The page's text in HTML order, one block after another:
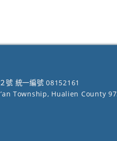
號 統一編號 08152161
Township, Hualien County